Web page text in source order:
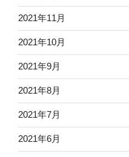
2021年11月
2021年10月
2021年9月
2021年8月
2021年7月
2021年6月